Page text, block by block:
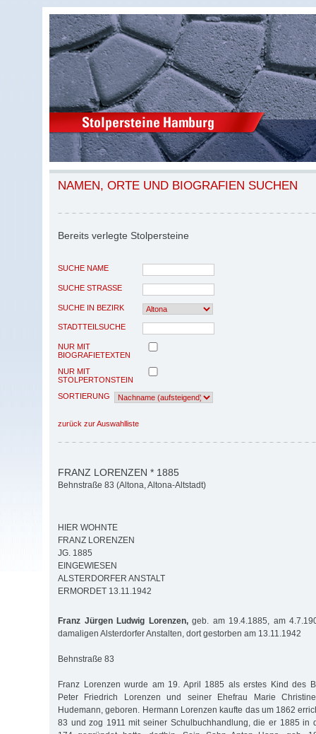
NAMEN, ORTE UND BIOGRAFIEN SUCHEN
Bereits verlegte Stolpersteine
SUCHE NAME
SUCHE STRASSE
SUCHE IN BEZIRK
STADTTEILSUCHE
NUR MIT
BIOGRAFIETEXTEN
NUR MIT
STOLPERTONSTEIN
SORTIERUNG
zurück zur Auswahlliste
FRANZ LORENZEN * 1885
Behnstraße 83 (Altona, Altona-Altstadt)
HIER WOHNTE
FRANZ LORENZEN
JG. 1885
EINGEWIESEN
ALSTERDORFER ANSTALT
ERMORDET 13.11.1942
Franz Jürgen Ludwig Lorenzen,geb. am 19.4.1885, am
damaligen Alsterdorfer Anstalten, dort gestorben am 13.11.1942
Behnstraße 83
Franz Lorenzen wurde am 19. April 1885 als erstes Kind des
Peter Friedrich Lorenzen und seiner Ehefrau Marie
Hudemann, geboren. Hermann Lorenzen kaufte das um 1862
83 und zog 1911 mit seiner Schulbuchhandlung, die er 1885 in